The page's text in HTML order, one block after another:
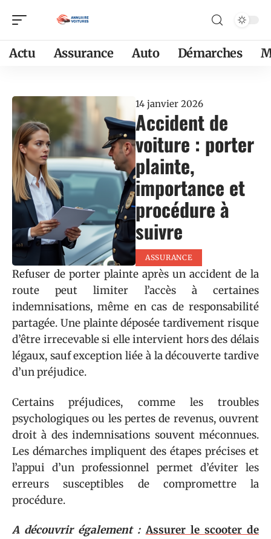
Actu Assurance Auto Démarches
14 janvier 2026
Accident de
voiture : porter
plainte,
importance et
procédure à
suivre
ASSURANCE
Refuser de porter plainte après un accident de la
route peut limiter l’accès à certaines
indemnisations, même en cas de responsabilité
partagée. Une plainte déposée tardivement risque
d’être irrecevable si elle intervient hors des délais
légaux, sauf exception liée à la découverte tardive
d’un préjudice.
Certains préjudices, comme les troubles
psychologiques ou les pertes de revenus, ouvrent
droit à des indemnisations souvent méconnues.
Les démarches impliquent des étapes précises et
l’appui d’un professionnel permet d’éviter les
erreurs susceptibles de compromettre la
procédure.
A découvrir également : Assurer le scooter de